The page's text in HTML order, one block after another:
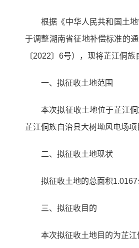
根据《中华人民共和国土
于调整湖南省征地补偿标准的
〔2022〕6号），现将芷江侗
一、拟征收土地范围
本次拟征收土地位于芷江
芷江侗族自治县大树坳风电场
二、拟征收土地现状
拟征收土地的总面积
三、拟征收目的
本次拟征收土地目的为芷